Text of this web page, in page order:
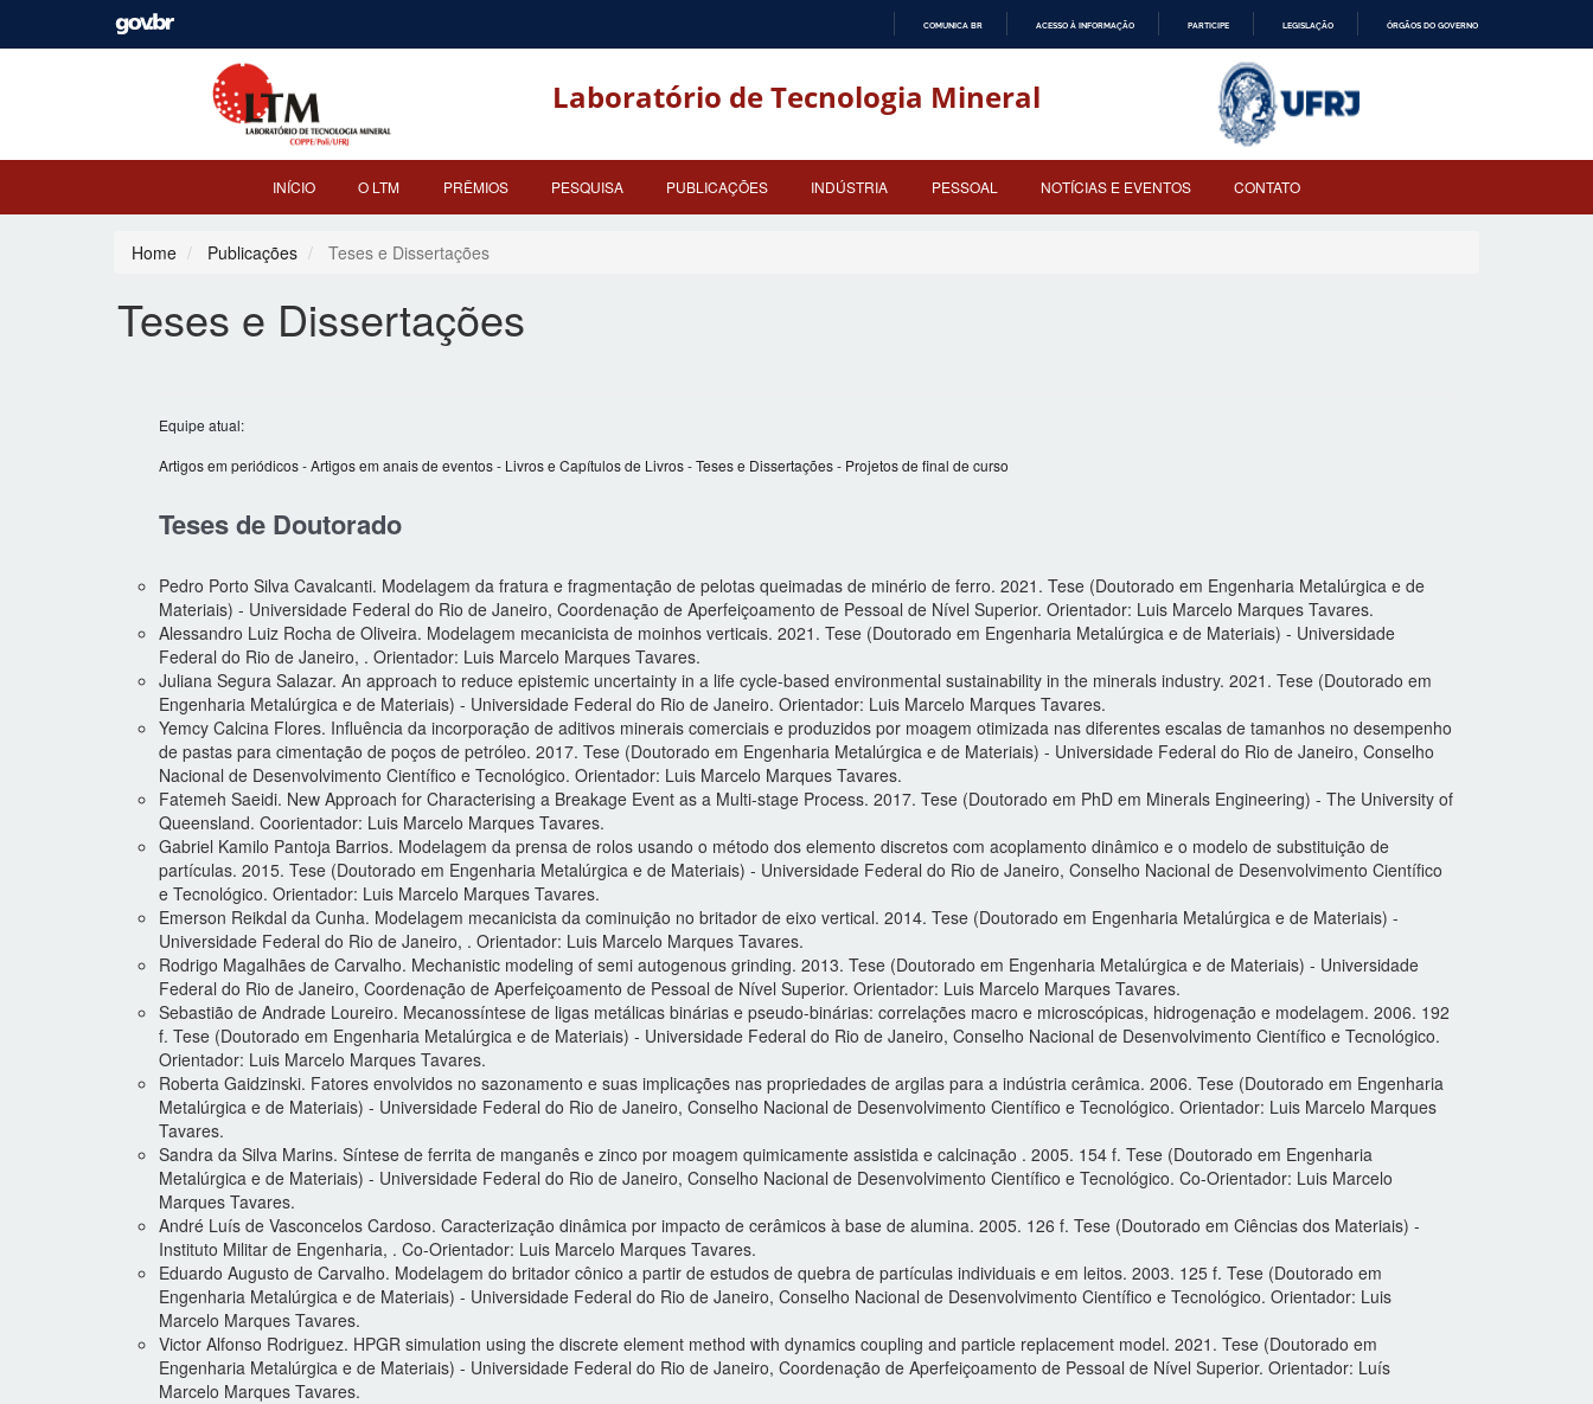
O
CONTEÚDO
COMUNICA BR ACESSO À INFORMAÇÃO PARTICIPE LEGISLAÇÃO ÓRGÃOS DO GOVERNO
Laboratório de Tecnologia Mineral
INÍCIO O LTM PRÊMIOS PESQUISA PUBLICAÇÕES INDÚSTRIA PESSOAL NOTÍCIAS E EVENTOS CONTATO
Home Publicações Teses e Dissertações
Teses e Dissertações
Equipe atual:
Artigos em periódicos-Artigos em anais de eventos- Livros e Capítulos de Livros-Teses e Dissertações- Projetos de final de curso
Teses de Doutorado
Pedro Porto Silva Cavalcanti. Modelagem da fratura e fragmentação de pelotas queimadas de minério de ferro. 2021. Tese (Doutorado em Engenharia Metalúrgica e de
Materiais) - Universidade Federal do Rio de Janeiro, Coordenação de Aperfeiçoamento de Pessoal de Nível Superior. Orientador: Luis Marcelo Marques Tavares.
Alessandro Luiz Rocha de Oliveira. Modelagem mecanicista de moinhos verticais. 2021. Tese (Doutorado em Engenharia Metalúrgica e de Materiais) - Universidade
Federal do Rio de Janeiro, . Orientador: Luis Marcelo Marques Tavares.
Juliana Segura Salazar. An approach to reduce epistemic uncertainty in a life cycle-based environmental sustainability in the minerals industry. 2021. Tese (Doutorado em
Engenharia Metalúrgica e de Materiais) - Universidade Federal do Rio de Janeiro. Orientador: Luis Marcelo Marques Tavares.
Yemcy Calcina Flores. Influência da incorporação de aditivos minerais comerciais e produzidos por moagem otimizada nas diferentes escalas de tamanhos no desempenho
de pastas para cimentação de poços de petróleo. 2017. Tese (Doutorado em Engenharia Metalúrgica e de Materiais) - Universidade Federal do Rio de Janeiro, Conselho
Nacional de Desenvolvimento Científico e Tecnológico. Orientador: Luis Marcelo Marques Tavares.
Fatemeh Saeidi. New Approach for Characterising a Breakage Event as a Multi-stage Process. 2017. Tese (Doutorado em PhD em Minerals Engineering) - The University of
Queensland. Coorientador: Luis Marcelo Marques Tavares.
Gabriel Kamilo Pantoja Barrios. Modelagem da prensa de rolos usando o método dos elemento discretos com acoplamento dinâmico e o modelo de substituição de
partículas. 2015. Tese (Doutorado em Engenharia Metalúrgica e de Materiais) - Universidade Federal do Rio de Janeiro, Conselho Nacional de Desenvolvimento Científico
e Tecnológico. Orientador: Luis Marcelo Marques Tavares.
Emerson Reikdal da Cunha. Modelagem mecanicista da cominuição no britador de eixo vertical. 2014. Tese (Doutorado em Engenharia Metalúrgica e de Materiais) -
Universidade Federal do Rio de Janeiro, . Orientador: Luis Marcelo Marques Tavares.
Rodrigo Magalhães de Carvalho. Mechanistic modeling of semi autogenous grinding. 2013. Tese (Doutorado em Engenharia Metalúrgica e de Materiais) - Universidade
Federal do Rio de Janeiro, Coordenação de Aperfeiçoamento de Pessoal de Nível Superior. Orientador: Luis Marcelo Marques Tavares.
Sebastião de Andrade Loureiro. Mecanossíntese de ligas metálicas binárias e pseudo-binárias: correlações macro e microscópicas, hidrogenação e modelagem. 2006. 192
f. Tese (Doutorado em Engenharia Metalúrgica e de Materiais) - Universidade Federal do Rio de Janeiro, Conselho Nacional de Desenvolvimento Científico e Tecnológico.
Orientador: Luis Marcelo Marques Tavares.
Roberta Gaidzinski. Fatores envolvidos no sazonamento e suas implicações nas propriedades de argilas para a indústria cerâmica. 2006. Tese (Doutorado em Engenharia
Metalúrgica e de Materiais) - Universidade Federal do Rio de Janeiro, Conselho Nacional de Desenvolvimento Científico e Tecnológico. Orientador: Luis Marcelo Marques
Tavares.
Sandra da Silva Marins. Síntese de ferrita de manganês e zinco por moagem quimicamente assistida e calcinação . 2005. 154 f. Tese (Doutorado em Engenharia
Metalúrgica e de Materiais) - Universidade Federal do Rio de Janeiro, Conselho Nacional de Desenvolvimento Científico e Tecnológico. Co-Orientador: Luis Marcelo
Marques Tavares.
André Luís de Vasconcelos Cardoso. Caracterização dinâmica por impacto de cerâmicos à base de alumina. 2005. 126 f. Tese (Doutorado em Ciências dos Materiais) -
Instituto Militar de Engenharia, . Co-Orientador: Luis Marcelo Marques Tavares.
Eduardo Augusto de Carvalho. Modelagem do britador cônico a partir de estudos de quebra de partículas individuais e em leitos. 2003. 125 f. Tese (Doutorado em
Engenharia Metalúrgica e de Materiais) - Universidade Federal do Rio de Janeiro, Conselho Nacional de Desenvolvimento Científico e Tecnológico. Orientador: Luis
Marcelo Marques Tavares.
Victor Alfonso Rodriguez. HPGR simulation using the discrete element method with dynamics coupling and particle replacement model. 2021. Tese (Doutorado em
Engenharia Metalúrgica e de Materiais) - Universidade Federal do Rio de Janeiro, Coordenação de Aperfeiçoamento de Pessoal de Nível Superior. Orientador: Luís
Marcelo Marques Tavares.